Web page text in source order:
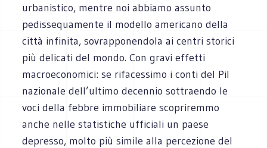
urbanistico, mentre noi abbiamo assunto
pedissequamente il modello americano della
città infinita, sovrapponendola ai centri storici
più delicati del mondo. Con gravi effetti
macroeconomici: se rifacessimo i conti del Pil
nazionale dell’ultimo decennio sottraendo le
voci della febbre immobiliare scopriremmo
anche nelle statistiche ufficiali un paese
depresso, molto più simile alla percezione del